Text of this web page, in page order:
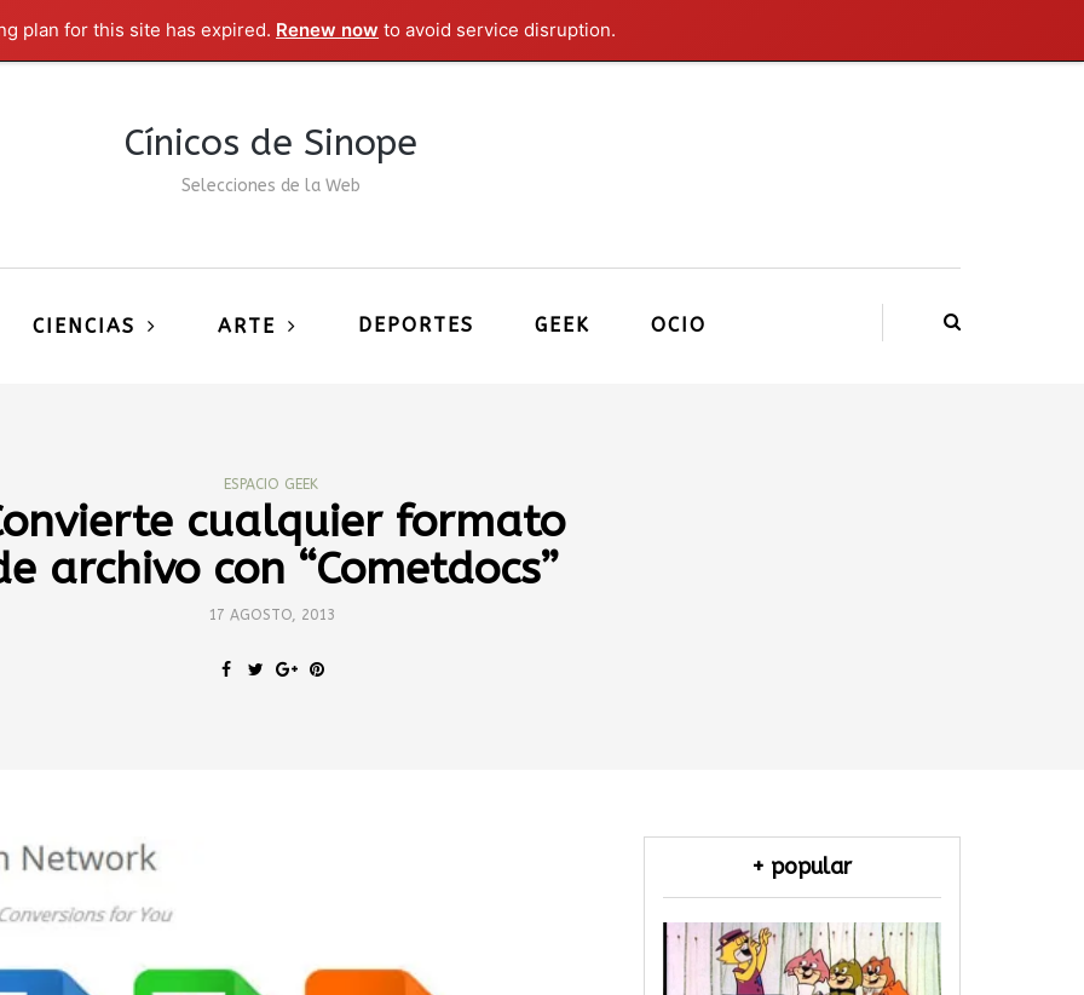
plan for this site has expired. Renew now to avoid service disruption.
Cínicos de Sinope
Selecciones de la Web
CIENCIAS ARTE DEPORTES GEEK OCIO
ESPACIO GEEK
cualquier formato
archivo con “Cometdocs”
17 AGOSTO, 2013
+ popular